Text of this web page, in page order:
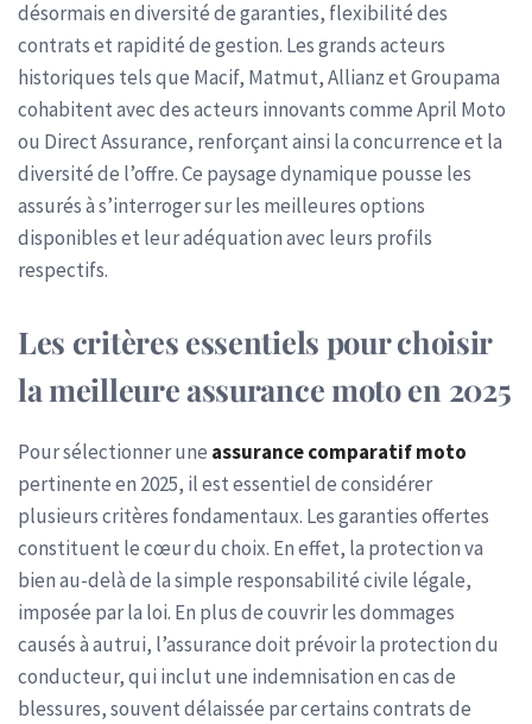
désormais en diversité de garanties, flexibilité des
contrats et rapidité de gestion. Les grands acteurs
historiques tels que Macif, Matmut, Allianz et Groupama
cohabitent avec des acteurs innovants comme April Moto
ou Direct Assurance, renforçant ainsi la concurrence et la
diversité de l’offre. Ce paysage dynamique pousse les
assurés à s’interroger sur les meilleures options
disponibles et leur adéquation avec leurs profils
respectifs.
Les critères essentiels pour choisir
la meilleure assurance moto en 2025
Pour sélectionner une assurance comparatif moto
pertinente en 2025, il est essentiel de considérer
plusieurs critères fondamentaux. Les garanties offertes
constituent le cœur du choix. En effet, la protection va
bien au-delà de la simple responsabilité civile légale,
imposée par la loi. En plus de couvrir les dommages
causés à autrui, l’assurance doit prévoir la protection du
conducteur, qui inclut une indemnisation en cas de
blessures, souvent délaissée par certains contrats de